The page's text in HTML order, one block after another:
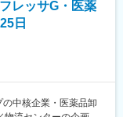
境が整い、業務改善
ケーションを深め、
や医療機器などを販
行います。
レッサG・医薬
日
の中核企業・医薬品卸